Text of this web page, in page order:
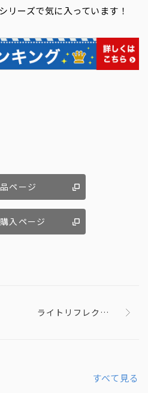
リーズで気に入っています！
ページ
入ページ
ライトリフレクティ
すべて見る